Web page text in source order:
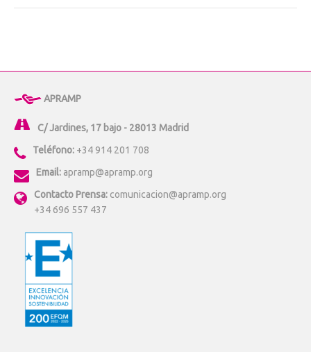
APRAMP
C/ Jardines, 17 bajo - 28013 Madrid
Teléfono: +34 914 201 708
Email: apramp@apramp.org
Contacto Prensa: comunicacion@apramp.org
+34 696 557 437